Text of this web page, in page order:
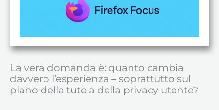
La vera domanda è: quanto cambia
davvero l’esperienza – soprattutto sul
piano della tutela della privacy utente?